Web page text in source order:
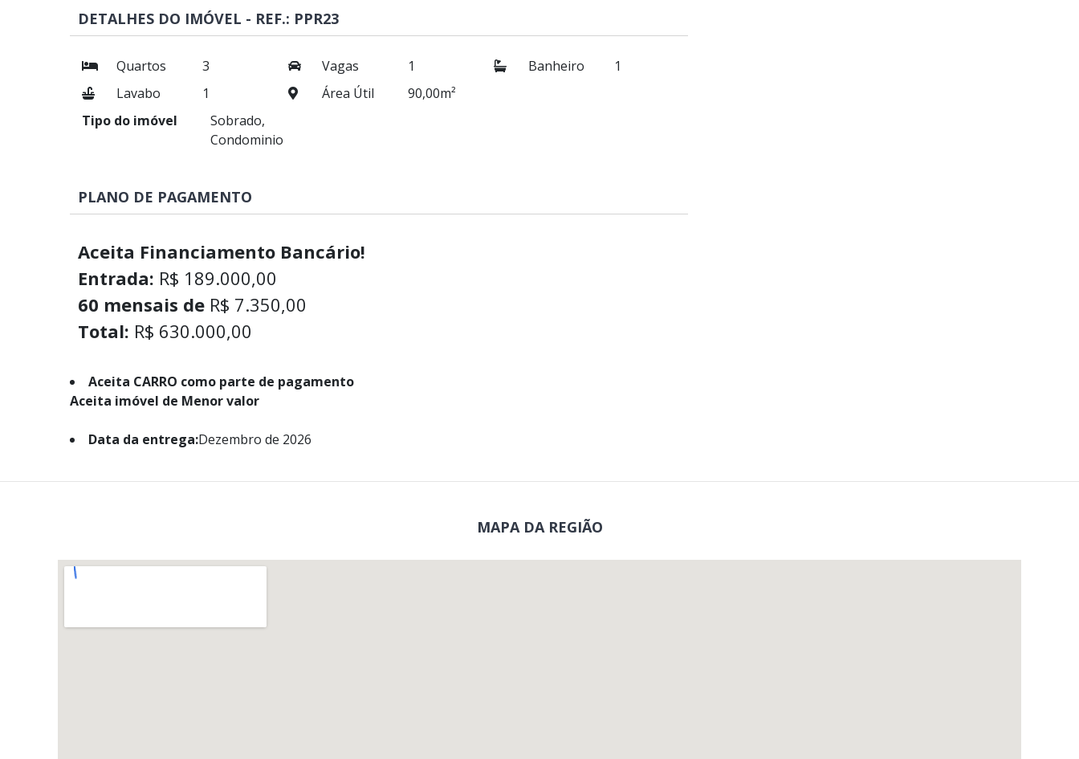
DETALHES DO IMÓVEL - REF.: PPR23
Quartos 3 Vagas 1 Banheiro
1
Lavabo
1 Área Útil
90,00m²
Tipo do imóvel
Sobrado,
Condominio
PLANO DE PAGAMENTO
Aceita Financiamento Bancário!
Entrada: R$ 189.000,00
60 mensais de R$ 7.350,00
Total: R$ 630.000,00
Aceita CARRO como parte de pagamento
Aceita imóvel de Menor valor
Data da entrega:Dezembro de 2026
MAPA DA REGIÃO